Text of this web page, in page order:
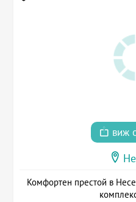
виж
Комфортен престой в